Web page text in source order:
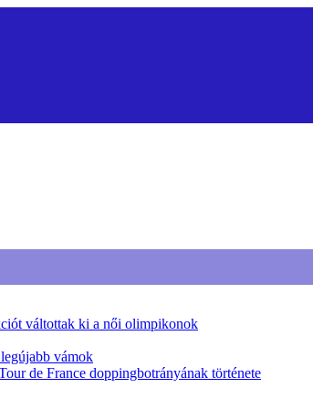
váltottak ki a női olimpikonok
vámok
de France doppingbotrányának története